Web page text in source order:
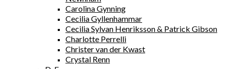
Carolina Gynning
Cecilia Gyllenhammar
Cecilia Sylvan Henriksson & Patrick Gibson
Charlotte Perrelli
Christer van der Kwast
Crystal Renn